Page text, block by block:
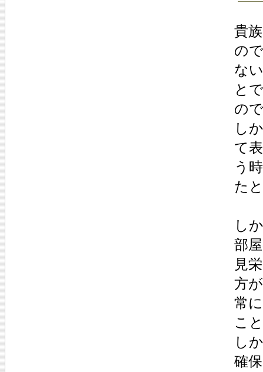
貴
の
な
と
の
し
て
う
た
し
部
見
方
常
こ
し
確